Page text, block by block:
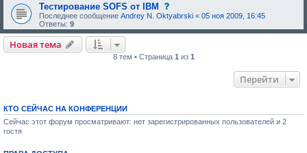
б
у
щ
о
и
я
Тестирование SOFS от IBM
о
о
б
н
и
у
ю
Последнее сообщение Andrey N. Oktyabrski « 05 ноя 2009, 16:45
Ответы: 9
Новая тема
8 тем • Страница 1 из 1
Перейти
КТО СЕЙЧАС НА КОНФЕРЕНЦИИ
Сейчас этот форум просматривают: нет зарегистрированных пользователей и 2
гостя